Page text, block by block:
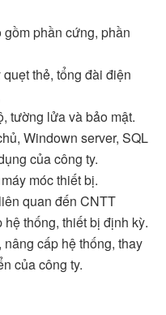
phần cứng, phần
thẻ, tổng đài điện
tường lửa và bảo mật.
Windown server, SQL
của công ty.
móc thiết bị.
quan đến CNTT
thống, thiết bị định kỳ.
cấp hệ thống, thay
của công ty.